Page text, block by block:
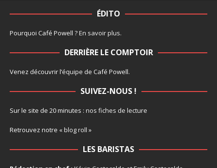
ÉDITO
Pourquoi Café Powell ?En savoir plus.
DERRIÈRE LE COMPTOIR
Venez découvrir l’équipe de Café Powell.
SUIVEZ-NOUS !
Sur le site de 20 minutes : nos fiches de lecture
Retrouvez notre « blog roll »
LES BARISTAS